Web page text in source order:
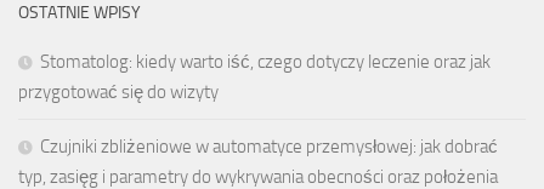
OSTATNIE WPISY
Stomatolog: kiedy warto iść, czego dotyczy leczenie oraz jak
przygotować się do wizyty
Czujniki zbliżeniowe w automatyce przemysłowej: jak dobrać
typ, zasięg i parametry do wykrywania obecności oraz położenia